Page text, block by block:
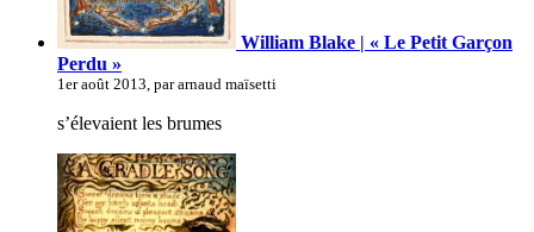
William Blake | « Le Petit Garçon
Perdu »
1er août 2013, par arnaud maïsetti
s’élevaient les brumes